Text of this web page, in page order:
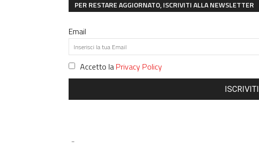
PER RESTARE AGGIORNATO, ISCRIVITI ALLA NEWSLETTER
Email
Accetto la Privacy Policy
ISCRIVITI
-